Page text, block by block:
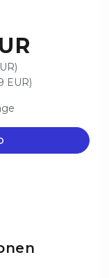
EUR)